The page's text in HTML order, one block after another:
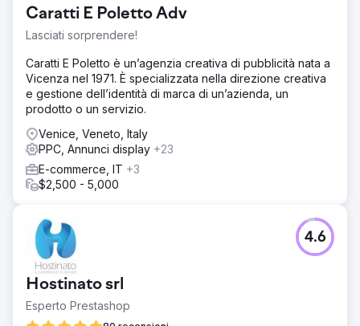
Caratti E Poletto Adv
Lasciati sorprendere!
Caratti E Poletto è un’agenzia creativa di pubblicità nata a
Vicenza nel 1971. È specializzata nella direzione creativa
e gestione dell’identità di marca di un’azienda, un
prodotto o un servizio.
Venice, Veneto, Italy
PPC, Annunci display +23
E-commerce, IT +3
$2,500 - 5,000
Hostinato srl
Esperto Prestashop
4.6